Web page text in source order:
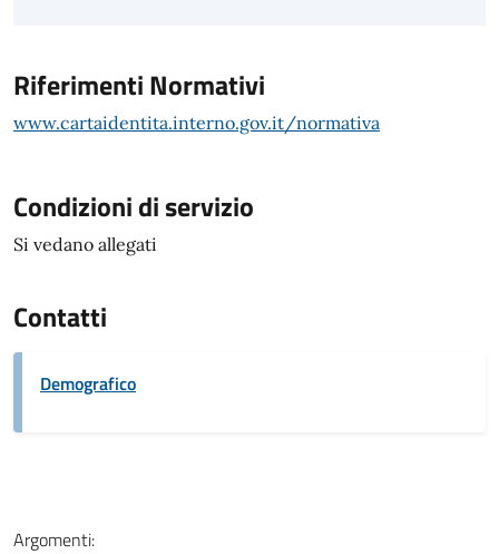
Riferimenti Normativi
www.cartaidentita.interno.gov.it/normativa
Condizioni di servizio
Si vedano allegati
Contatti
Demografico
Argomenti: